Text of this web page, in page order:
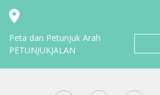
Peta dan Petunjuk Arah
PETUNJUKJALAN